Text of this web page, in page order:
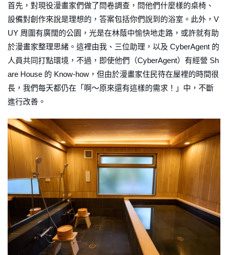
首先，對現役漫畫家們做了問卷調查，問他們什麼樣的桌椅、
設備對創作來說是理想的，答案包括你們說到的浴室。此外，V
UY 周圍有廣闊的公園，光是在林蔭中愉快地走路，或許就有助
於漫畫家整理思緒。這裡由我、三位助理，以及 CyberAgent 的
人員共同打點環境，不過，即使他們（CyberAgent）有經營 Sh
are House 的 Know-how，但由於漫畫家住民待在屋裡的時間很
長，我們每天都仍在「啊～原來還有這樣的需求！」中，不斷
進行改善。